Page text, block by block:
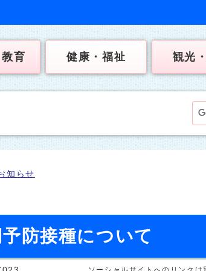
育 健康・福祉 観光
知らせ
防接種について